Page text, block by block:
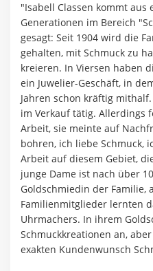
"Isabell Classen kommt aus
Generationen im Bereich
gesagt: Seit 1904 wird die
gehalten, mit Schmuck zu
kreieren. In Viersen haben
ein Juwelier-Geschäft, in
Jahren schon kräftig
im Verkauf tätig. Allerdings
Arbeit, sie meinte auf
bohren, ich liebe Schmuck,
Arbeit auf diesem Gebiet,
junge Dame ist nach über
Goldschmiedin der Familie,
Familienmitglieder lernten
Uhrmachers. In ihrem
Schmuckkreationen an,
exakten Kundenwunsch